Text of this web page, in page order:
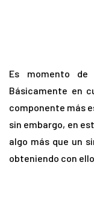
Es momento de
Básicamente en
componente más
sin embargo, en
algo más que un
obteniendo con